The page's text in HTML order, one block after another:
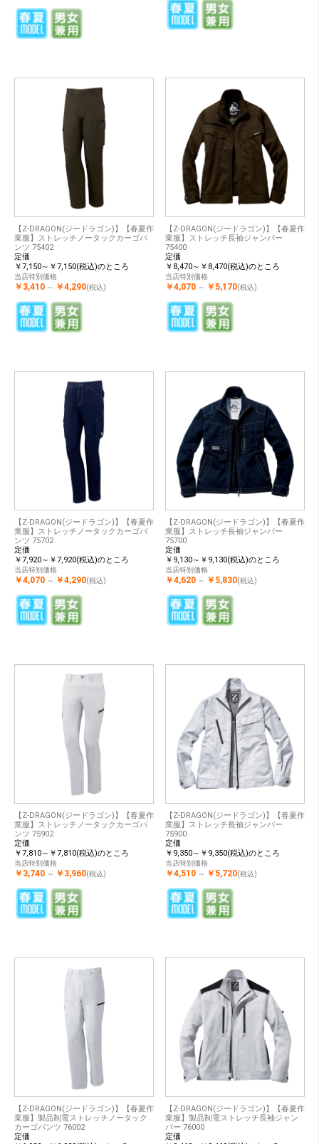
【Z-DRAGON(ジードラゴン)】【春夏作
業服】ストレッチノータックカーゴパ
ンツ 75402
定価
￥7,150～￥7,150(税込)のところ
当店特別価格
￥3,410 ～ ￥4,290(税込)
【Z-DRAGON(ジードラゴン)】【春夏作
業服】ストレッチ長袖ジャンパー
75400
定価
￥8,470～￥8,470(税込)のところ
当店特別価格
￥4,070 ～ ￥5,170(税込)
【Z-DRAGON(ジードラゴン)】【春夏作
業服】ストレッチノータックカーゴパ
ンツ 75702
定価
￥7,920～￥7,920(税込)のところ
当店特別価格
￥4,070 ～ ￥4,290(税込)
【Z-DRAGON(ジードラゴン)】【春夏作
業服】ストレッチ長袖ジャンパー
75700
定価
￥9,130～￥9,130(税込)のところ
当店特別価格
￥4,620 ～ ￥5,830(税込)
【Z-DRAGON(ジードラゴン)】【春夏作
業服】ストレッチノータックカーゴパ
ンツ 75902
定価
￥7,810～￥7,810(税込)のところ
当店特別価格
￥3,740 ～ ￥3,960(税込)
【Z-DRAGON(ジードラゴン)】【春夏作
業服】ストレッチ長袖ジャンパー
75900
定価
￥9,350～￥9,350(税込)のところ
当店特別価格
￥4,510 ～ ￥5,720(税込)
【Z-DRAGON(ジードラゴン)】【春夏作
業服】製品制電ストレッチノータック
カーゴパンツ 76002
定価
【Z-DRAGON(ジードラゴン)】【春夏作
業服】製品制電ストレッチ長袖ジャン
パー 76000
定価